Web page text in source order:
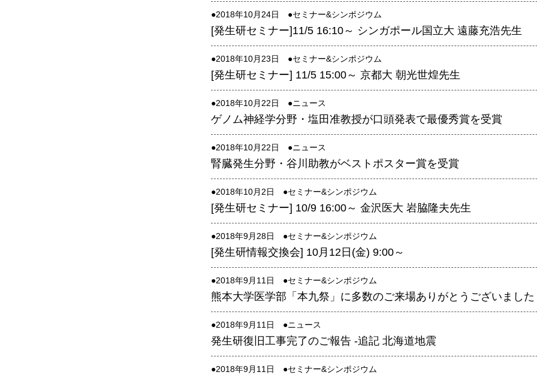
予 約
カンファレンス・ルーム予約
大判プリンター予約
●2018年10月24日 ●セミナー&シンポジウム
[発生研セミナー]11/5 16:10～ シンガポール国立大 遠藤充浩先生
●2018年10月23日 ●セミナー&シンポジウム
[発生研セミナー] 11/5 15:00～ 京都大 朝光世煌先生
●2018年10月22日 ●ニュース
ゲノム神経学分野・塩田准教授が口頭発表で最優秀賞を受賞
●2018年10月22日 ●ニュース
腎臓発生分野・谷川助教がベストポスター賞を受賞
●2018年10月2日 ●セミナー&シンポジウム
[発生研セミナー] 10/9 16:00～ 金沢医大 岩脇隆夫先生
●2018年9月28日 ●セミナー&シンポジウム
[発生研情報交換会] 10月12日(金) 9:00～
●2018年9月11日 ●セミナー&シンポジウム
熊本大学医学部「本九祭」に多数のご来場ありがとうございました
●2018年9月11日 ●ニュース
発生研復旧工事完了のご報告 -追記 北海道地震
●2018年9月11日 ●セミナー&シンポジウム